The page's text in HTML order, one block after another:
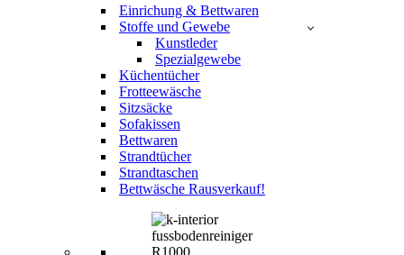
Einrichung & Bettwaren
Stoffe und Gewebe
Kunstleder
Spezialgewebe
Küchentücher
Frotteewäsche
Sitzsäcke
Sofakissen
Bettwaren
Strandtücher
Strandtaschen
Bettwäsche Rausverkauf!